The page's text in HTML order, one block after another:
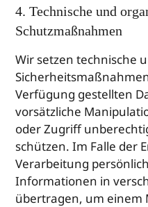
4. Technische und
Schutzmaßnahmen
Wir setzen technische
Verfügung gestellten
vorsätzliche
oder Zugriff
schützen. Im Falle der
Verarbeitung
Informationen in
übertragen, um einem